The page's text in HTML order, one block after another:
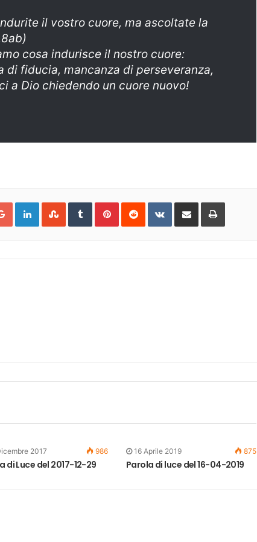
il vostro cuore, ma ascoltate la
cosa indurisce il nostro cuore:
di fiducia, mancanza di perseveranza,
a Dio chiedendo un cuore nuovo!
Google+LinkedInStumbleUpon
TumblrPinterestReddit VKontakteShare
Email
Print
2017 986
di Luce del 2017-12-29
16 Aprile 2019 875
Parola di luce del 16-04-2019